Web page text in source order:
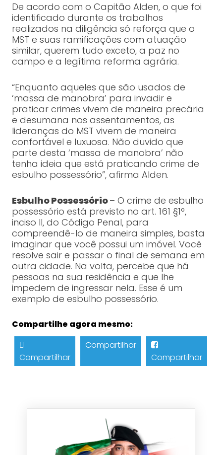
De acordo com o Capitão Alden, o que foi
identificado durante os trabalhos
realizados na diligência só reforça que o
MST e suas ramificações com atuação
similar, querem tudo exceto, a paz no
campo e a legítima reforma agrária.
“Enquanto aqueles que são usados de
‘massa de manobra’ para invadir e
praticar crimes vivem de maneira precária
e desumana nos assentamentos, as
lideranças do MST vivem de maneira
confortável e luxuosa. Não duvido que
parte desta ‘massa de manobra’ não
tenha ideia que está praticando crime de
esbulho possessório”, afirma Alden.
Esbulho Possessório– O crime de esbulho
possessório está previsto no art. 161 §1º,
inciso II, do Código Penal, para
compreendê-lo de maneira simples, basta
imaginar que você possui um imóvel. Você
resolve sair e passar o final de semana em
outra cidade. Na volta, percebe que há
pessoas na sua residência e que lhe
impedem de ingressar nela. Esse é um
exemplo de esbulho possessório.
Compartilhe agora mesmo:
Compartilhar
Compartilhar
Compartilhar